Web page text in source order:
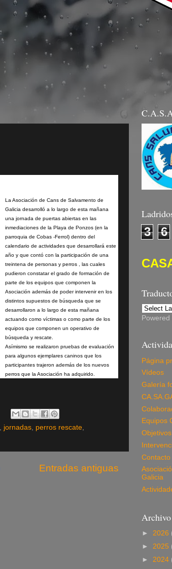
La Asociación de Cans de Salvamento de
Galicia desarrolló a lo largo de esta mañana
una jornada de puertas abiertas en las
inmediaciones de la Playa de Ponzos (en la
parroquia de Cobas -Ferrol) dentro del
calendario de actividades que desarrollará este
año y que contó con la participación de una
treintena de personas y perros , las cuales
pudieron constatar el grado de formación de
parte de los equipos que componen la
Asociación además de poder intervenir en los
distintos supuestos de búsqueda que se
desarrollaron a lo largo de esta mañana
actuando como víctimas o como parte de los
equipos que componen un operativo de
búsqueda y rescate.
Asímismo se realizaron pruebas de evaluación
para algunos ejemplares caninos que los
participantes trajeron además de los nuevos
perros que la Asociación ha adquirido.
jornadas perros rescate
Entradas antiguas
3 6
Powered
Página
Vídeos
Galería
Equipos
Objetivos
Contacto
Galicia
► 2026
► 2025
► 2024